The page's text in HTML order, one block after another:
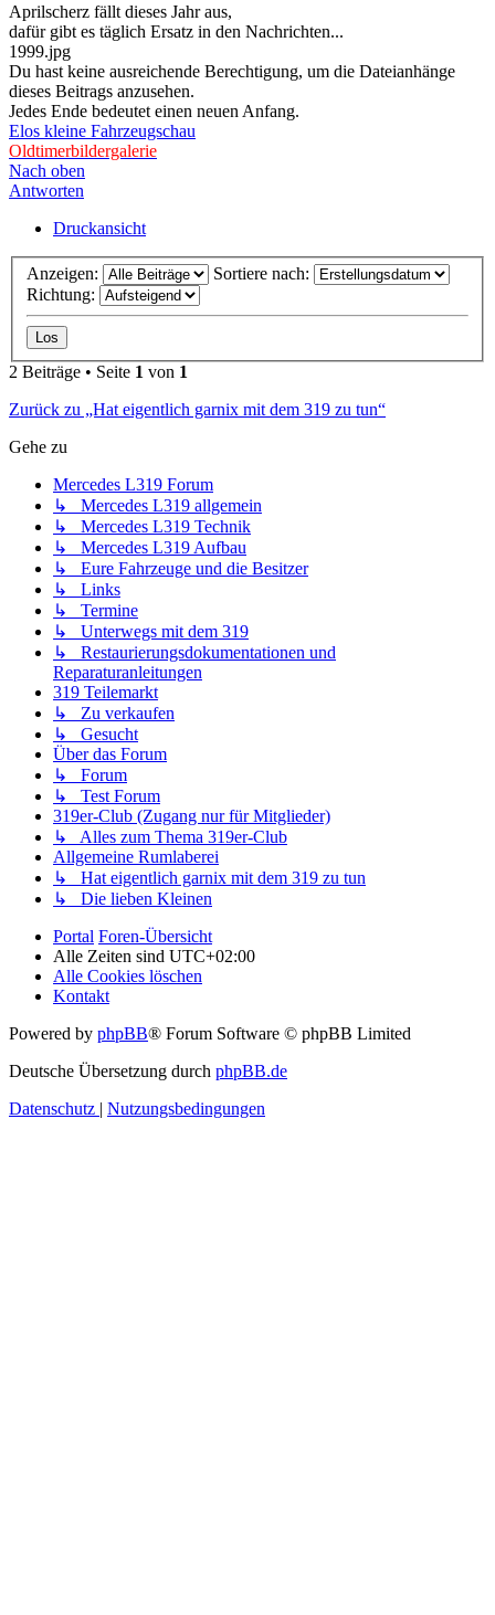
Aprilscherz fällt dieses Jahr aus,
dafür gibt es täglich Ersatz in den Nachrichten...
1999.jpg
Du hast keine ausreichende Berechtigung, um die Dateianhänge
dieses Beitrags anzusehen.
Jedes Ende bedeutet einen neuen Anfang.
Elos kleine Fahrzeugschau
Oldtimerbildergalerie
Nach oben
Antworten
Druckansicht
Anzeigen:
Sortiere nach:
Richtung:
2 Beiträge • Seite 1 von 1
Zurück zu „Hat eigentlich garnix mit dem 319 zu tun“
Gehe zu
Mercedes L319 Forum
↳ Mercedes L319 allgemein
↳ Mercedes L319 Technik
↳ Mercedes L319 Aufbau
↳ Eure Fahrzeuge und die Besitzer
↳ Links
↳ Termine
↳ Unterwegs mit dem 319
↳ Restaurierungsdokumentationen und
Reparaturanleitungen
319 Teilemarkt
↳ Zu verkaufen
↳ Gesucht
Über das Forum
↳ Forum
↳ Test Forum
319er-Club (Zugang nur für Mitglieder)
↳ Alles zum Thema 319er-Club
Allgemeine Rumlaberei
↳ Hat eigentlich garnix mit dem 319 zu tun
↳ Die lieben Kleinen
Portal Foren-Übersicht
Alle Zeiten sind UTC+02:00
Alle Cookies löschen
Kontakt
Powered by phpBB® Forum Software © phpBB Limited
Deutsche Übersetzung durch phpBB.de
Datenschutz | Nutzungsbedingungen